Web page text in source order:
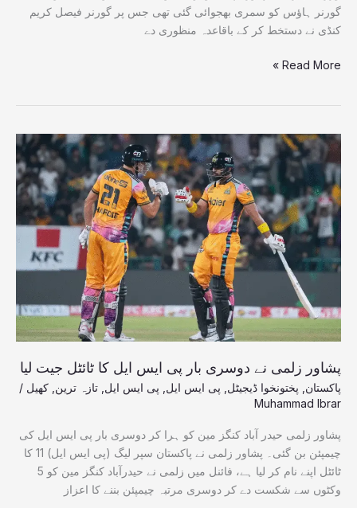
گورنر ہاؤس کو سمری بھجوائی گئی تھی جس پر گورنر فیصل کریم
کنڈی نے دستخط کر کے باقاعدہ منظوری دے
Read More »
پشاور زلمی نے دوسری بار پی ایس ایل کا ٹائٹل جیت لیا
پاکستان پختونخوا ڈیجیٹل پی ایس ایل پی ایس ایل تازہ ترین کھیل /
Muhammad Ibrar
پشاور زلمی حیدر آباد کنگز مین کو ہرا کر دوسری بار پی ایس ایل کی
چیمپئن بن گئی۔ پشاور زلمی نے پاکستان سپر لیگ (پی ایس ایل) 11 کا
ٹائٹل اپنے نام کر لیا ہے، فائنل میں زلمی نے حیدرآباد کنگز مین کو 5
وکٹوں سے شکست دے کر دوسری مرتبہ چیمپئن بننے کا اعزاز
پشاور
زلمی
نے
دوسری
بار
پی
ایس
ایل
ٹائٹل
لیا